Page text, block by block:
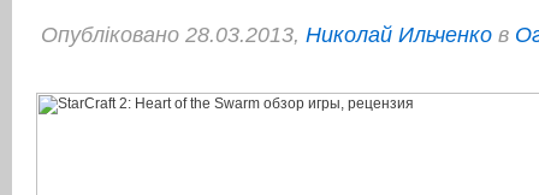
Опубліковано 28.03.2013, Николай Ильченко в